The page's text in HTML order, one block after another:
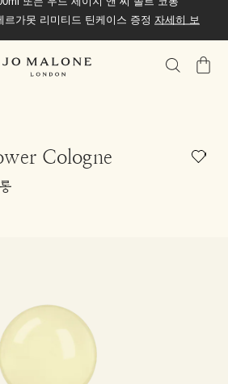
가못 리미티드 틴케이스 증정 자세히 보
가
Cologne